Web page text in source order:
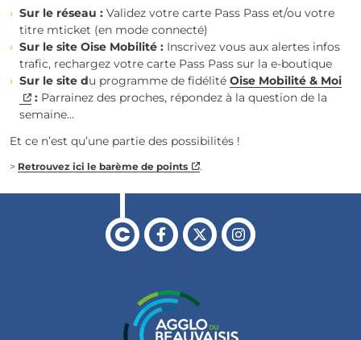
Sur le réseau : Validez votre carte Pass Pass et/ou votre
titre mticket (en mode connecté)
Sur le site Oise Mobilité : Inscrivez vous aux alertes infos
trafic, rechargez votre carte Pass Pass sur la e-boutique
Sur le site du programme de fidélité Oise Mobilité & Moi
: Parrainez des proches, répondez à la question de la
semaine…
Et ce n’est qu’une partie des possibilités !
> Retrouvez ici le barème de points .
Retour à l'accueil
Facebook
X Instagram